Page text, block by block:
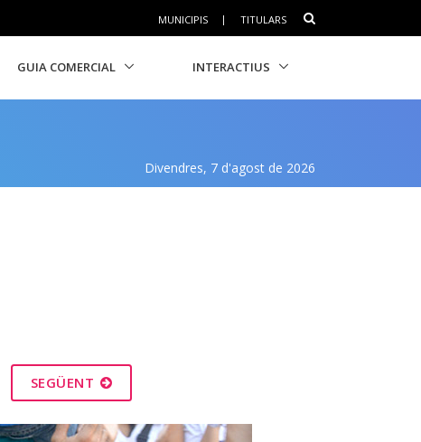
MUNICIPIS | TITULARS
GUIA COMERCIAL INTERACTIUS
Divendres, 7 d'agost de 2026
SEGÜENT